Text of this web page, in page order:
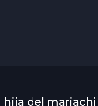
hija del mariachi